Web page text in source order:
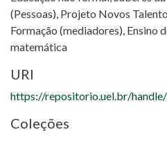
(Pessoas), Projeto Novos
Formação (mediadores), Ensino
matemática
URI
https://repositorio.uel.br/
Coleções